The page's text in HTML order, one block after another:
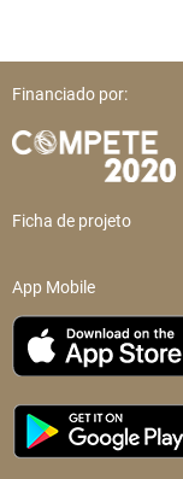
Financiado por:
Ficha de projeto
App Mobile